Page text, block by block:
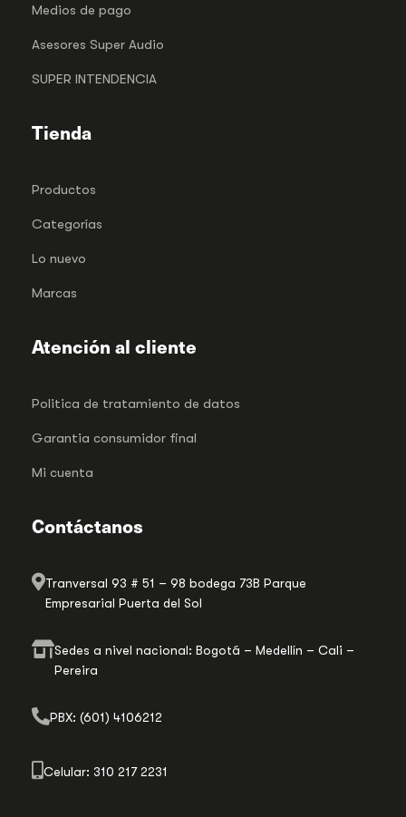
Medios de pago
Asesores Super Audio
SUPER INTENDENCIA
Tienda
Productos
Categorías
Lo nuevo
Marcas
Atención al cliente
Politica de tratamiento de datos
Garantia consumidor final
Mi cuenta
Contáctanos
Tranversal 93 # 51 – 98 bodega 73B Parque
Empresarial Puerta del Sol
Sedes a nivel nacional: Bogotá – Medellín – Cali –
Pereira
PBX: (601) 4106212
Celular: 310 217 2231